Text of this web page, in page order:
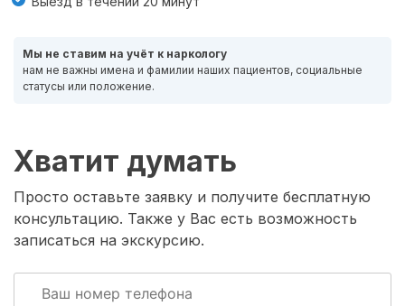
Мы не ставим на учёт к наркологу
нам не важны имена и фамилии наших пациентов, социальные
статусы или положение.
Хватит думать
Просто оставьте заявку и получите бесплатную
консультацию. Также у Вас есть возможность
записаться на экскурсию.